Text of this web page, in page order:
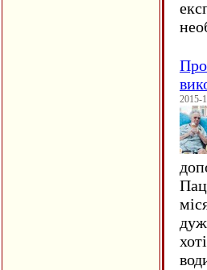
2015-